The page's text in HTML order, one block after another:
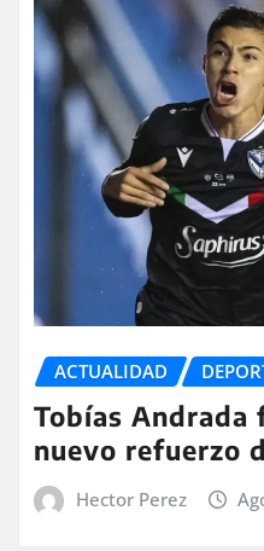
ACTUALIDAD
Tobías Andrada
nuevo refuerzo
Hector Perez